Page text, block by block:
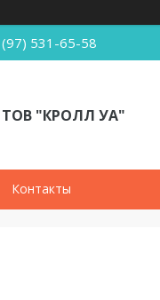
531-65-58
ТОВ "КРОЛЛ УА"
Контакты